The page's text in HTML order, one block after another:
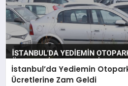
İstanbul’da Yediemin
Ücretlerine Zam Geldi